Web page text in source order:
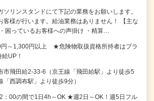
ソリンスタンドにて下記の業務をお願いします。
客様が行います。給油業務はありません！ 【主な
困っているお客様への声掛け ・精算…
円～1,300円以上 ★危険物取扱資格所持者はプラ
UP！
市飛田給2-33-6（京王線「飛田給駅」より徒歩5
「西調布駅」より徒歩9分）
：00の間で1日4h～OK ★週2日～OK！週5日フル